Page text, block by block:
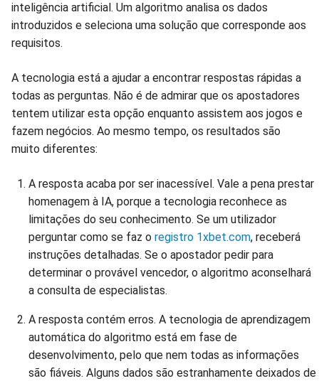
inteligência artificial. Um algoritmo analisa os dados
introduzidos e seleciona uma solução que corresponde aos
requisitos.
A tecnologia está a ajudar a encontrar respostas rápidas a
todas as perguntas. Não é de admirar que os apostadores
tentem utilizar esta opção enquanto assistem aos jogos e
fazem negócios. Ao mesmo tempo, os resultados são
muito diferentes:
A resposta acaba por ser inacessível. Vale a pena prestar
homenagem à IA, porque a tecnologia reconhece as
limitações do seu conhecimento. Se um utilizador
perguntar como se faz o registro 1xbet.com, receberá
instruções detalhadas. Se o apostador pedir para
determinar o provável vencedor, o algoritmo aconselhará
a consulta de especialistas.
A resposta contém erros. A tecnologia de aprendizagem
automática do algoritmo está em fase de
desenvolvimento, pelo que nem todas as informações
são fiáveis. Alguns dados são estranhamente deixados de